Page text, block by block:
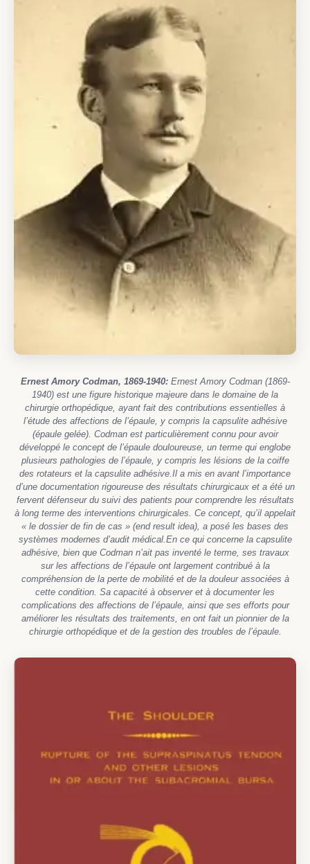
Ernest Amory Codman, 1869-1940: Ernest Amory Codman (1869-
1940) est une figure historique majeure dans le domaine de la
chirurgie orthopédique, ayant fait des contributions essentielles à
l’étude des affections de l’épaule, y compris la capsulite adhésive
(épaule gelée). Codman est particulièrement connu pour avoir
développé le concept de l’épaule douloureuse, un terme qui englobe
plusieurs pathologies de l’épaule, y compris les lésions de la coiffe
des rotateurs et la capsulite adhésive.Il a mis en avant l’importance
d’une documentation rigoureuse des résultats chirurgicaux et a été un
fervent défenseur du suivi des patients pour comprendre les résultats
à long terme des interventions chirurgicales. Ce concept, qu’il appelait
« le dossier de fin de cas » (end result idea), a posé les bases des
systèmes modernes d’audit médical.En ce qui concerne la capsulite
adhésive, bien que Codman n’ait pas inventé le terme, ses travaux
sur les affections de l’épaule ont largement contribué à la
compréhension de la perte de mobilité et de la douleur associées à
cette condition. Sa capacité à observer et à documenter les
complications des affections de l’épaule, ainsi que ses efforts pour
améliorer les résultats des traitements, en ont fait un pionnier de la
chirurgie orthopédique et de la gestion des troubles de l’épaule.